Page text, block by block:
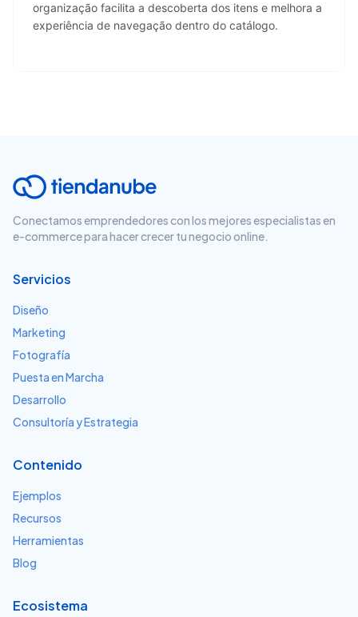
organização facilita a descoberta dos itens e melhora a
experiência de navegação dentro do catálogo.
Conectamos emprendedores con los mejores especialistas en
e-commerce para hacer crecer tu negocio online.
Servicios
Diseño
Marketing
Fotografía
Puesta en Marcha
Desarrollo
Consultoría y Estrategia
Contenido
Ejemplos
Recursos
Herramientas
Blog
Ecosistema